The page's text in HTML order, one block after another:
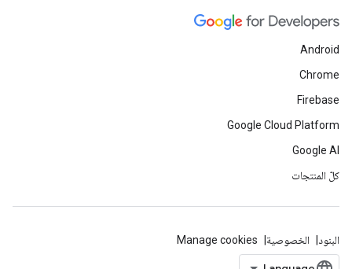
Android
Chrome
Firebase
Google Cloud Platform
Google AI
كلّ المنتجات
البنود الخصوصية Manage cookies